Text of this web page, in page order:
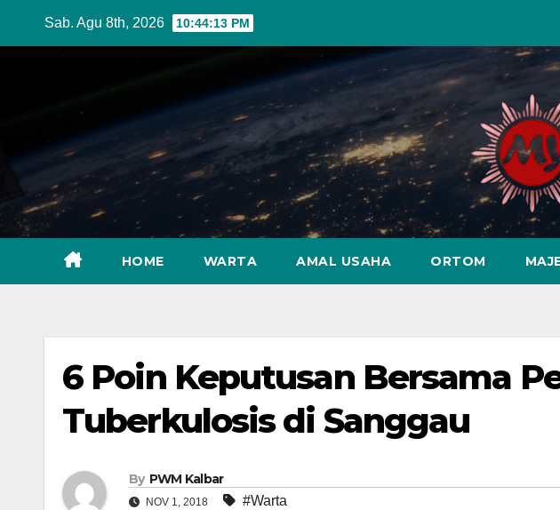
Sab. Agu 8th, 2026 10:44:14 PM
HOME WARTA AMAL USAHA ORTOM
6 Poin Keputusan Bersama
Tuberkulosis di Sanggau
By PWM Kalbar
NOV 1, 2018 #Warta